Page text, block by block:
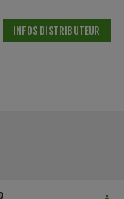
INFOS DISTRIBUTEUR